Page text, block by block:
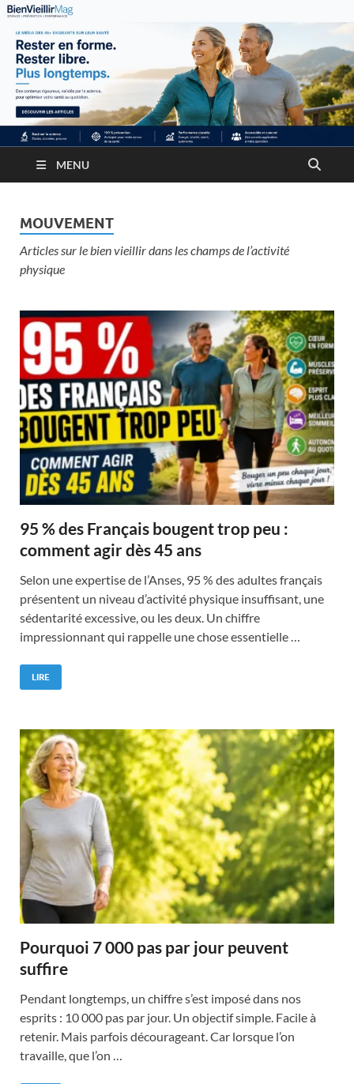
MENU
MOUVEMENT
Articles sur le bien vieillir dans les champs de l’activité
physique
95 % des Français bougent trop peu :
comment agir dès 45 ans
Selon une expertise de l’Anses, 95 % des adultes français
présentent un niveau d’activité physique insuffisant, une
sédentarité excessive, ou les deux. Un chiffre
impressionnant qui rappelle une chose essentielle …
LIRE
Pourquoi 7 000 pas par jour peuvent
suffire
Pendant longtemps, un chiffre s’est imposé dans nos
esprits : 10 000 pas par jour. Un objectif simple. Facile à
retenir. Mais parfois décourageant. Car lorsque l’on
travaille, que l’on …